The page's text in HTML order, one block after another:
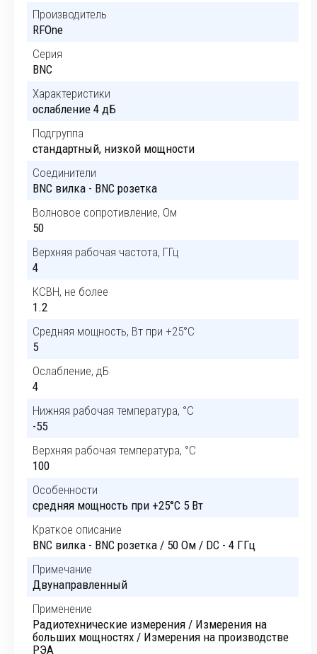
Производитель
RFOne
Серия
BNC
Характеристики
ослабление 4 дБ
Подгруппа
стандартный, низкой мощности
Соединители
BNC вилка - BNC розетка
Волновое сопротивление, Ом
50
Верхняя рабочая частота, ГГц
4
КСВН, не более
1.2
Средняя мощность, Вт при +25°C
5
Ослабление, дБ
4
Нижняя рабочая температура, °C
-55
Верхняя рабочая температура, °C
100
Особенности
cредняя мощность при +25°C 5 Вт
Краткое описание
BNC вилка - BNC розетка / 50 Ом / DC - 4 ГГц
Примечание
Двунаправленный
Применение
Радиотехнические измерения / Измерения на
больших мощностях / Измерения на производстве
РЭА